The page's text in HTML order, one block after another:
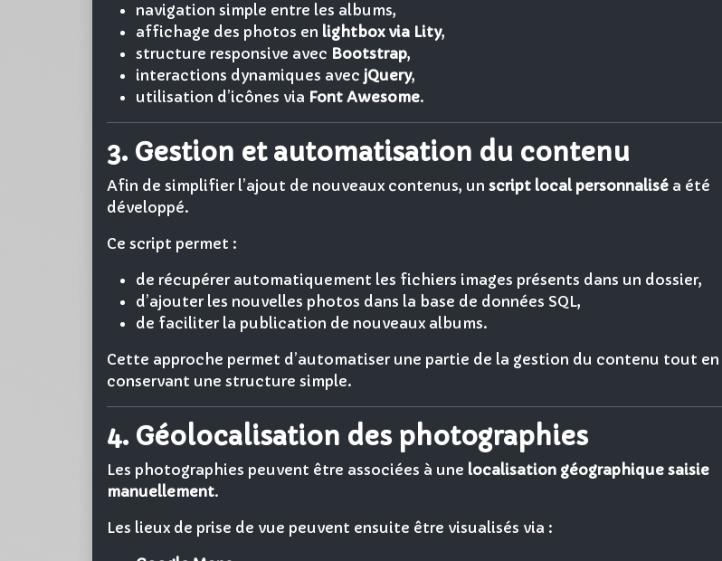
navigation simple entre les albums,
affichage des photos en lightbox via Lity,
structure responsive avec Bootstrap,
interactions dynamiques avec jQuery,
utilisation d’icônes via Font Awesome.
3. Gestion et automatisation du contenu
Afin de simplifier l’ajout de nouveaux contenus, un script local personnalisé a été
développé.
Ce script permet :
de récupérer automatiquement les fichiers images présents dans un dossier,
d’ajouter les nouvelles photos dans la base de données SQL,
de faciliter la publication de nouveaux albums.
Cette approche permet d’automatiser une partie de la gestion du contenu tout en
conservant une structure simple.
4. Géolocalisation des photographies
Les photographies peuvent être associées à une localisation géographique saisie
manuellement.
Les lieux de prise de vue peuvent ensuite être visualisés via :